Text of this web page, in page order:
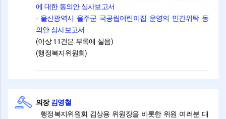
에 대한 동의안 심사보고서
· 울산광역시 울주군 국공립어린이집 운영의 민간위탁 동
의안 심사보고서
(이상 11건은 부록에 실음)
(행정복지위원회)
의장김영철
행정복지위원회 김상용 위원장을 비롯한 위원 여러분 대